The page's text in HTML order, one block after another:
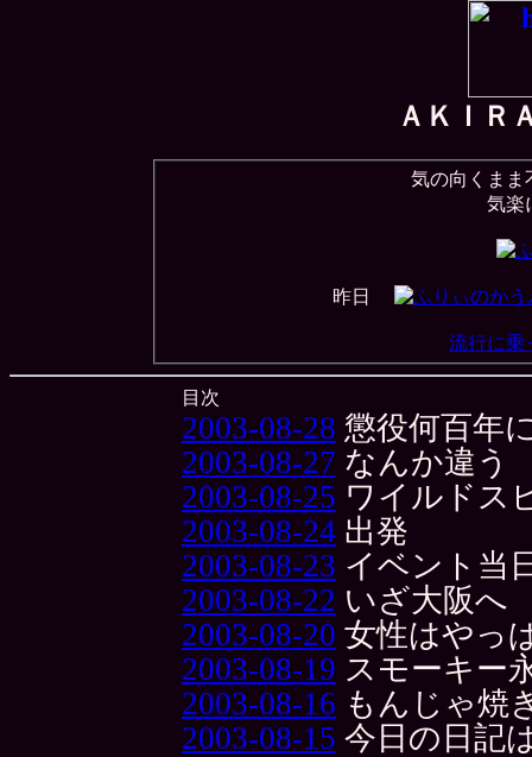
ＡＫＩＲ
気の向くまま
気楽
昨日
流行に乗
目次
2003-08-28 懲役何百年
2003-08-27 なんか違う
2003-08-25 ワイルド
2003-08-24 出発
2003-08-23 イベント当
2003-08-22 いざ大阪へ
2003-08-20 女性はやっ
2003-08-19 スモーキー
2003-08-16 もんじゃ焼
2003-08-15 今日の日記